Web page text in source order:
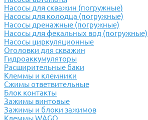
Насосы для скважин (погружные)
Насосы для колодца (погружные)
Насосы дренажные (погружные)
Насосы для фекальных вод (погружные)
Насосы циркуляционные
Оголовки для скважин
Гидроаккумуляторы
Расширительные баки
Клеммы и клемники
Cжимы ответвительные
Блок контакты
Зажимы винтовые
Зажимы и блоки зажимов
Клеммы WAGO